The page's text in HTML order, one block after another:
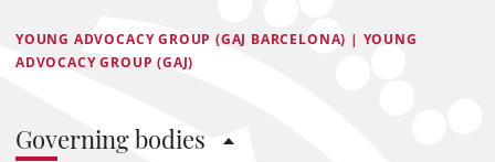
YOUNG ADVOCACY GROUP (GAJ BARCELONA) | YOUNG
ADVOCACY GROUP (GAJ)
Governing bodies